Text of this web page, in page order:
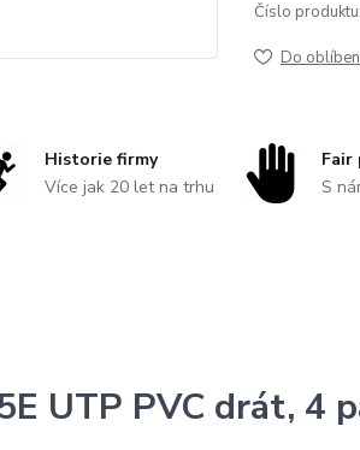
Číslo produktu:
Do
Historie firmy
Více jak 20 let na trhu
Fair
S
UTP PVC drát, 4